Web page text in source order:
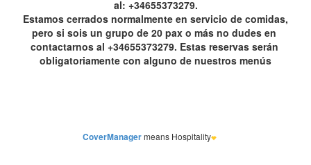
CoverManagermeans Hospitality